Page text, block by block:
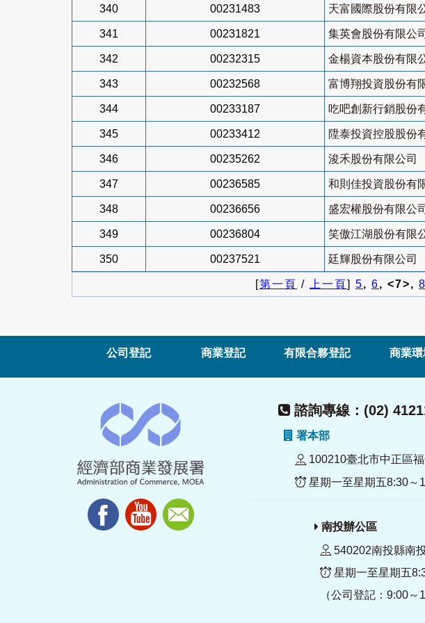
340 00231483 天富國際股份有限
341 00231821 集英會股份有限公司
342 00232315 金楊資本股份有限
343 00232568 富博翔投資股份有
344 00233187 吃吧創新行銷股份
345 00233412 陞泰投資控股股份
346 00235262 浚禾股份有限公司
347 00236585 和則佳投資股份有
348 00236656 盛宏權股份有限公司
349 00236804 笑傲江湖股份有限
350 00237521 廷輝股份有限公司
[第一頁 / 上一頁] 5, 6, <7>, 8
公司登記 商業登記 有限合夥登記 商業環
諮詢專線：(02)
署本部
100210臺北市中正區
星期一至星期五8:30～
南投辦公區
540202南投縣南
星期一至星期五
（公司登記：9:00～